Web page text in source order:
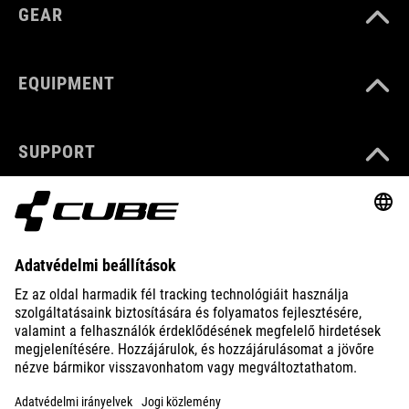
GEAR
EQUIPMENT
SUPPORT
ABOUT US
EXPLORE